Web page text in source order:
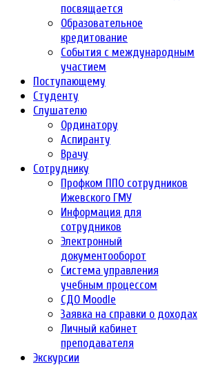
посвящается
Образовательное
кредитование
События с международным
участием
Поступающему
Студенту
Слушателю
Ординатору
Аспиранту
Врачу
Сотруднику
Профком ППО сотрудников
Ижевского ГМУ
Информация для
сотрудников
Электронный
документооборот
Система управления
учебным процессом
СДО Moodle
Заявка на справки о доходах
Личный кабинет
преподавателя
Экскурсии